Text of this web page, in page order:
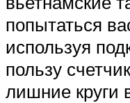
попытаться
используя
пользу
лишние круги